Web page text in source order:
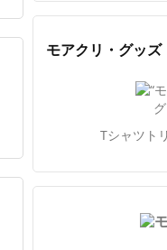
モアクリ・グッズ
Tシャツト